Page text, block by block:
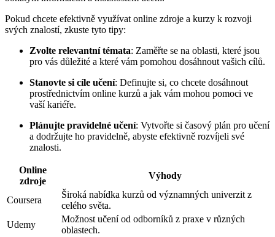
Pokud chcete efektivně využívat online zdroje a kurzy k rozvoji
svých znalostí, zkuste tyto tipy:
Zvolte relevantní témata: Zaměřte se na oblasti, které jsou
pro vás důležité a které vám pomohou dosáhnout vašich cílů.
Stanovte si cíle učení: Definujte si, co chcete dosáhnout
prostřednictvím online kurzů a jak vám mohou pomoci ve
vaší kariéře.
Plánujte pravidelné učení: Vytvořte si časový plán pro učení
a dodržujte ho pravidelně, abyste efektivně rozvíjeli své
znalosti.
Online
zdroje
Výhody
Coursera
Široká nabídka kurzů od významných univerzit z
celého světa.
Udemy
Možnost učení od odborníků z praxe v různých
oblastech.